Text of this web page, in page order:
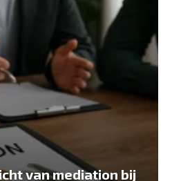
van mediation bij